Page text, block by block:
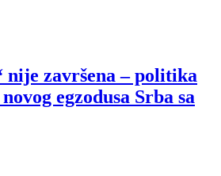
završena – politika
egzodusa Srba sa